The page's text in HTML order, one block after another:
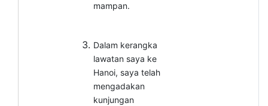
mampan.
Dalam kerangka
lawatan saya ke
Hanoi, saya telah
mengadakan
kunjungan